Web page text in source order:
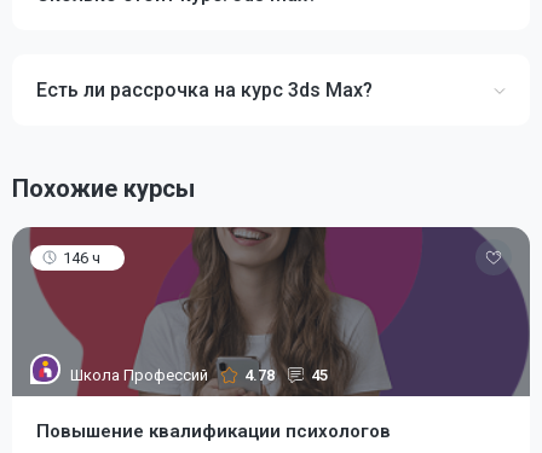
Есть ли рассрочка на курс 3ds Max?
Похожие курсы
146 ч
Школа Профессий 4.78 45
Повышение квалификации психологов